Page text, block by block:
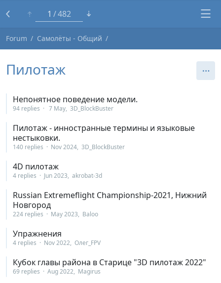
1 482
Forum Самолёты - Общий
Пилотаж
Непонятное поведение модели.
94 replies 7 May 3D_BlockBuster
Пилотаж - инностранные термины и языковые
нестыковки.
140 replies Nov 2024 3D_BlockBuster
4D пилотаж
4 replies Jun 2023 akrobat-3d
Russian Extremeflight Championship-2021, Нижний
Новгород
224 replies May 2023 Baloo
Упражнения
4 replies Nov 2022 Олег_FPV
Кубок главы района в Старице "3D пилотаж 2022"
69 replies Aug 2022 Magirus